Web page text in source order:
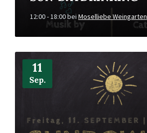
12:00 - 18:00bei Moselliebe Weingarten
11
Sep.
Mehr